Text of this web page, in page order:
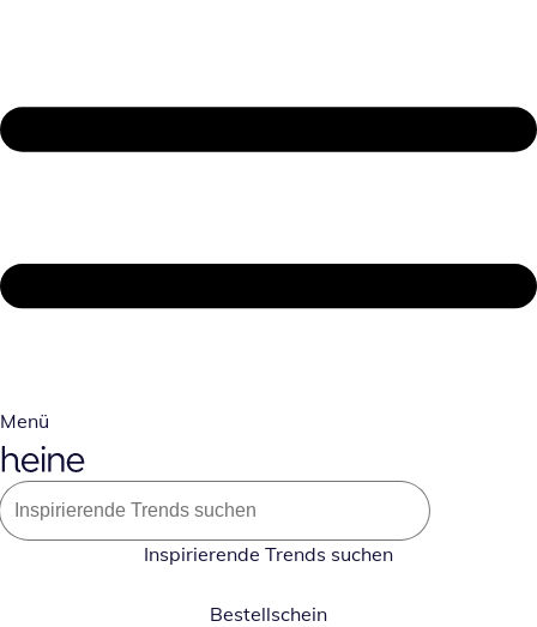
Menü
Inspirierende Trends suchen
Bestellschein